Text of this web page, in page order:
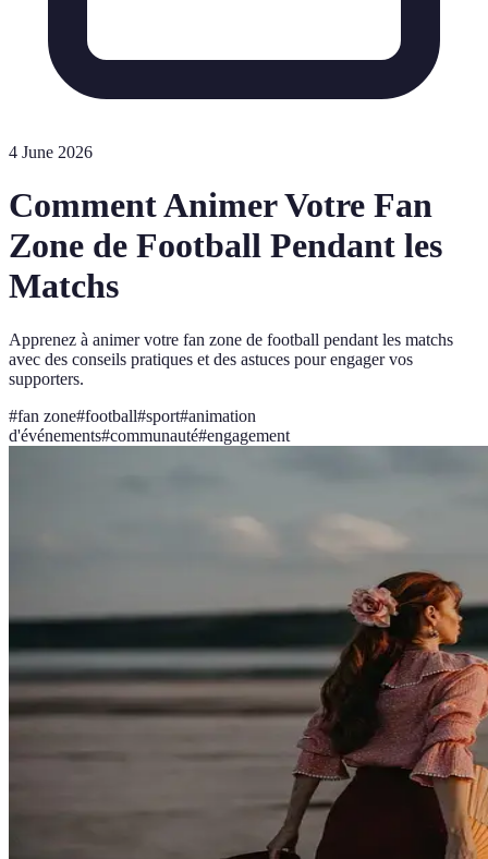
4 June 2026
Comment Animer Votre Fan
Zone de Football Pendant les
Matchs
Apprenez à animer votre fan zone de football pendant les matchs
avec des conseils pratiques et des astuces pour engager vos
supporters.
#fan zone#football#sport#animation
d'événements#communauté#engagement